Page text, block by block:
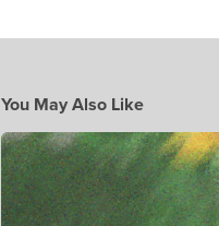
You May Also Like